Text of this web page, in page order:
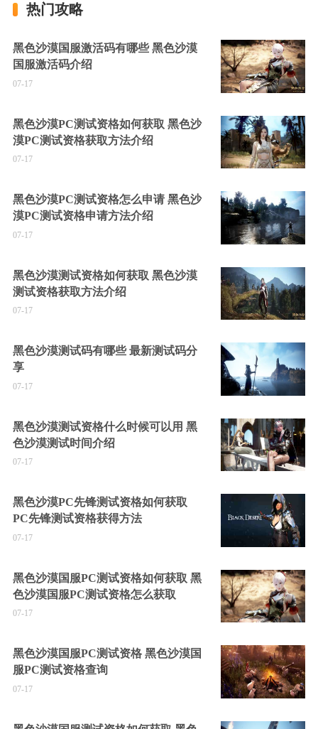
热门攻略
黑色沙漠国服激活码有哪些 黑色沙漠
国服激活码介绍
07-17
黑色沙漠PC测试资格如何获取 黑色沙
漠PC测试资格获取方法介绍
07-17
黑色沙漠PC测试资格怎么申请 黑色沙
漠PC测试资格申请方法介绍
07-17
黑色沙漠测试资格如何获取 黑色沙漠
测试资格获取方法介绍
07-17
黑色沙漠测试码有哪些 最新测试码分
享
07-17
黑色沙漠测试资格什么时候可以用 黑
色沙漠测试时间介绍
07-17
黑色沙漠PC先锋测试资格如何获取
PC先锋测试资格获得方法
07-17
黑色沙漠国服PC测试资格如何获取 黑
色沙漠国服PC测试资格怎么获取
07-17
黑色沙漠国服PC测试资格 黑色沙漠国
服PC测试资格查询
07-17